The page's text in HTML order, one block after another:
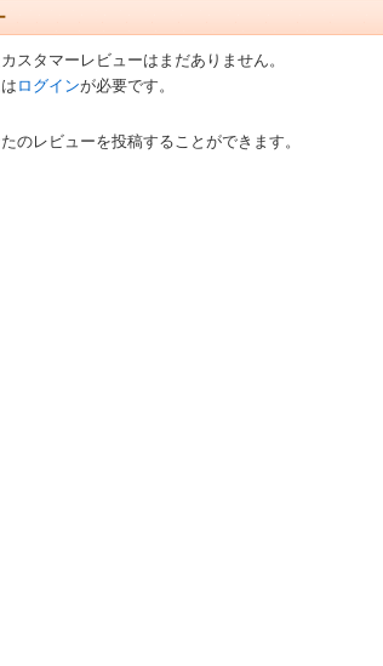
スタマーレビューはまだありません。
ログインが必要です。
のレビューを投稿することができます。